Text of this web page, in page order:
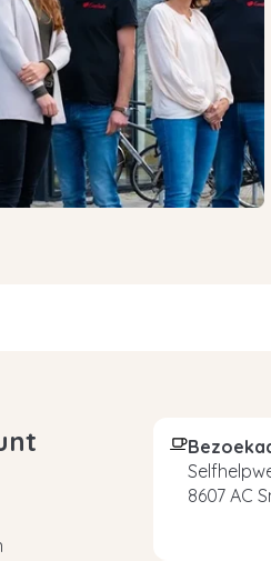
8607 AC